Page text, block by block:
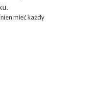
mieć każdy